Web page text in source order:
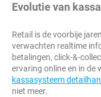
Evolutie van
Retail is de voorbije
verwachten realtime
betalingen, click-&-
ervaring online en in de
kassasysteem
niet meer.